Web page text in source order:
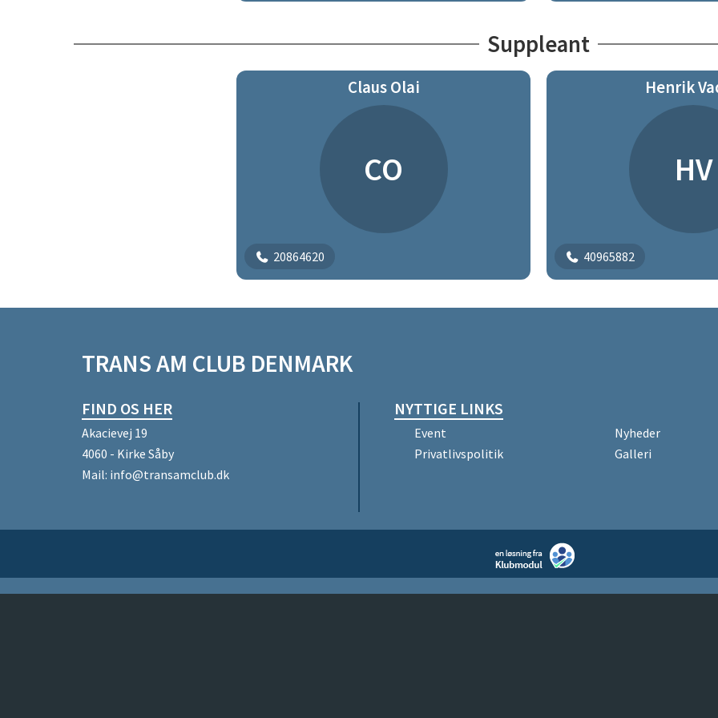
Suppleant
Claus Olai
CO
20864620
Henrik
HV
40965882
TRANS AM CLUB DENMARK
FIND OS HER
Akacievej 19
4060 - Kirke Såby
Mail: info@transamclub.dk
NYTTIGE LINKS
Event
Nyheder
Privatlivspolitik
Galleri